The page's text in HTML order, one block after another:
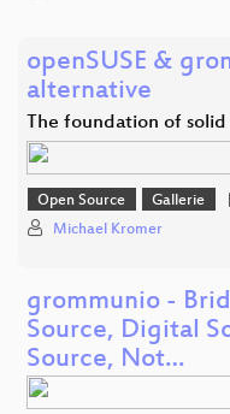
openSUSE &
alternative
The foundation of
Open Source Gallerie
Michael Kromer
grommunio -
Source, Digital
Source, Not…